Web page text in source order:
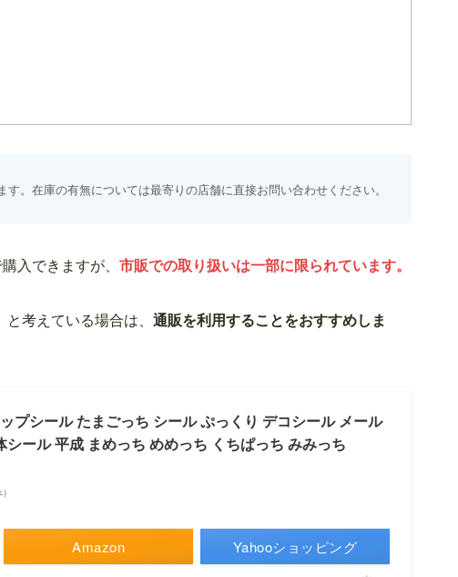
。在庫の有無については最寄りの店舗に直接お問い合わせください。
入できますが、 市販での取り扱いは一部に限られています。
と考えている場合は、 通販を利用することをおすすめしま
プシール たまごっち シール ぷっくり デコシール メール
ール 平成 まめっち めめっち くちぱっち みみっち
Amazon Yahooショッピング